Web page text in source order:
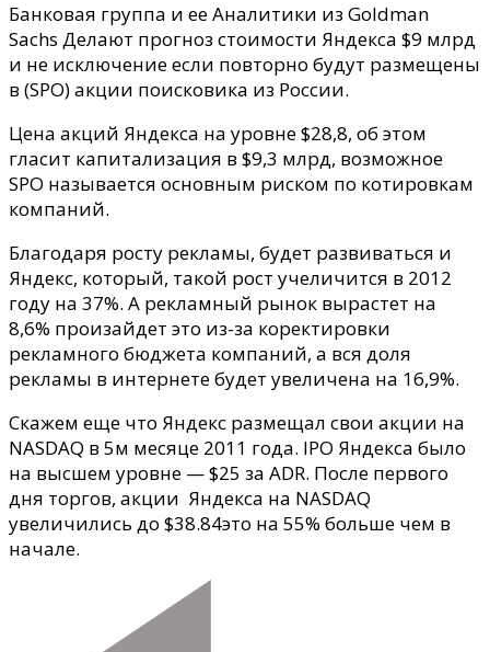
млрд.
сообщает
Goldman
Банковая группа и ее Аналитики из Goldman
Sachs Делают прогноз стоимости Яндекса $9 млрд
и не исключение если повторно будут размещены
в (SPO) акции поисковика из России.
Цена акций Яндекса на уровне $28,8, об этом
гласит капитализация в $9,3 млрд, возможное
SPO называется основным риском по котировкам
компаний.
Благодаря росту рекламы, будет развиваться и
Яндекс, который, такой рост учеличится в 2012
году на 37%. А рекламный рынок вырастет на
8,6% произайдет это из-за коректировки
рекламного бюджета компаний, а вся доля
рекламы в интернете будет увеличена на 16,9%.
Скажем еще что Яндекс размещал свои акции на
NASDAQ в 5м месяце 2011 года. IPO Яндекса было
на высшем уровне — $25 за ADR. После первого
дня торгов, акции Яндекса на NASDAQ
увеличились до $38.84это на 55% больше чем в
начале.